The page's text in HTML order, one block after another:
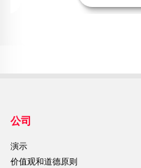
公司
演示
价值观和道德原则